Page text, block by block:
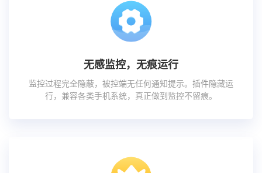
无感监控，无痕运行
监控过程完全隐蔽，被控端无任何通知提示。插件隐藏运
行，兼容各类手机系统，真正做到监控不留痕。